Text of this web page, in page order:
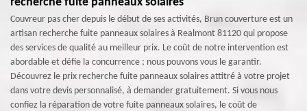
Couvreur pas cher depuis le début de ses activités, Brun couverture est un
artisan recherche fuite panneaux solaires à Realmont 81120 qui propose
des services de qualité au meilleur prix. Le coût de notre intervention est
abordable et défie la concurrence ; nous pouvons vous le garantir.
Découvrez le prix recherche fuite panneaux solaires attitré à votre projet
dans votre devis personnalisé, à demander gratuitement. Si vous nous
confiez la réparation de votre fuite panneaux solaires, le coût de